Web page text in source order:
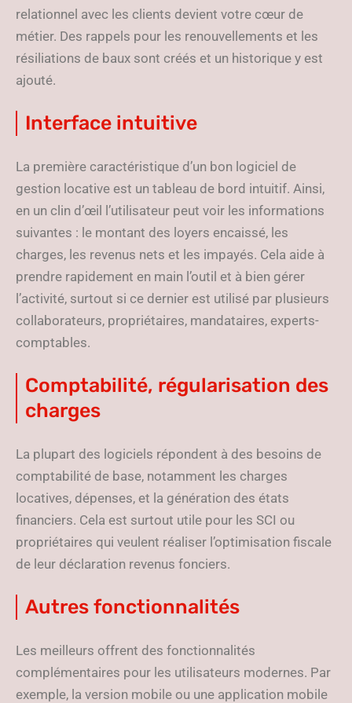
relationnel avec les clients devient votre cœur de
métier. Des rappels pour les renouvellements et les
résiliations de baux sont créés et un historique y est
ajouté.
Interface intuitive
La première caractéristique d’un bon logiciel de
gestion locative est un tableau de bord intuitif. Ainsi,
en un clin d’œil l’utilisateur peut voir les informations
suivantes : le montant des loyers encaissé, les
charges, les revenus nets et les impayés. Cela aide à
prendre rapidement en main l’outil et à bien gérer
l’activité, surtout si ce dernier est utilisé par plusieurs
collaborateurs, propriétaires, mandataires, experts-
comptables.
Comptabilité, régularisation des
charges
La plupart des logiciels répondent à des besoins de
comptabilité de base, notamment les charges
locatives, dépenses, et la génération des états
financiers. Cela est surtout utile pour les SCI ou
propriétaires qui veulent réaliser l’optimisation fiscale
de leur déclaration revenus fonciers.
Autres fonctionnalités
Les meilleurs offrent des fonctionnalités
complémentaires pour les utilisateurs modernes. Par
exemple, la version mobile ou une application mobile